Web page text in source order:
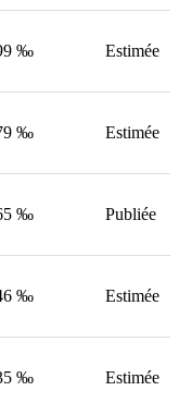
‰ Estimée
‰ Estimée
‰ Publiée
‰ Estimée
‰ Estimée